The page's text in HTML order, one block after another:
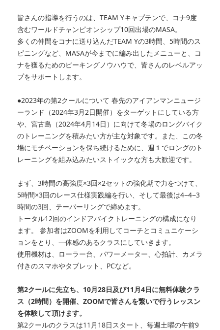
皆さんの指導を行うのは、TEAM Yキャプテンで、コナ9度
含むワールドチャンピオンシップ10回出場のMASA。
多くの仲間をコナに送り込んだTEAM Yの3時間、5時間のス
ピニングなど、MASAが今までに編み出したメニューと、コ
ナを獲るためのピーキングノウハウで、皆さんのレベルアッ
プをサポートします。
●2023年の第2クールについて 春先のアイアンマンニュージ
ーランド（2024年3月2日開催）をターゲットにしている方
や、宮古島（2024年4月14日）に向けて冬場のロングバイク
のトレーニングを積みたい方が主な対象です。また、この冬
場にモチベーションを保ち続けるために、週１でロングのト
レーニングを組み込みたいストイックな方も大歓迎です。
まず、3時間の高強度×3回×2セットの強化期で力をつけて、
5時間×3回のレース仕様実践編を行い、そして最後は4−4−3
時間の3回、テーパーリングで締めます。
トータル12回のインドアバイクトレーニングの構成になり
ます。 参加者はZOOMを利用してコーチとコミュニケーシ
ョンをとり、一体感のあるクラスにしていきます。
使用機材は、ローラー台、パワーメーター、心拍計、カメラ
付きのスマホやタブレット、PCなど。
第2クールに先立ち、10月28日及び11月4日に無料体験クラ
ス（2時間）を開催、ZOOMで皆さんを繋いで行うレッスン
を体験して頂けます。
第2クールのクラスは11月18日スタート、毎週土曜の午前9